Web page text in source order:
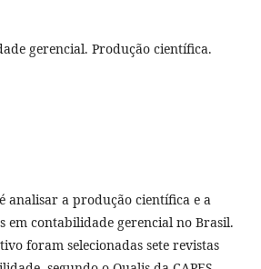
gerencial. Produção científica.
analisar a produção científica e a
em contabilidade gerencial no Brasil.
foram selecionadas sete revistas